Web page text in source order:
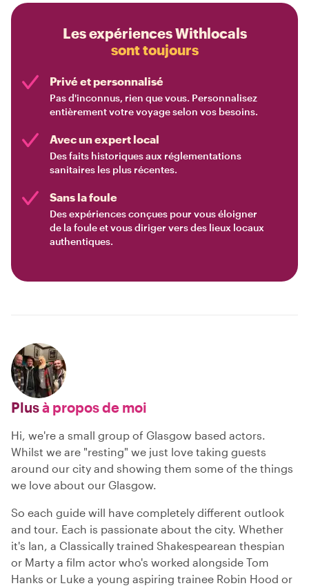
Les expériences Withlocals
sont toujours
Privé et personnalisé
Pas d'inconnus, rien que vous. Personnalisez
entièrement votre voyage selon vos besoins.
Avec un expert local
Des faits historiques aux réglementations
sanitaires les plus récentes.
Sans la foule
Des expériences conçues pour vous éloigner
de la foule et vous diriger vers des lieux locaux
authentiques.
Plusà propos de moi
Hi, we're a small group of Glasgow based actors.
Whilst we are "resting" we just love taking guests
around our city and showing them some of the things
we love about our Glasgow.
So each guide will have completely different outlook
and tour. Each is passionate about the city. Whether
it's Ian, a Classically trained Shakespearean thespian
or Marty a film actor who's worked alongside Tom
Hanks or Luke a young aspiring trainee Robin Hood or